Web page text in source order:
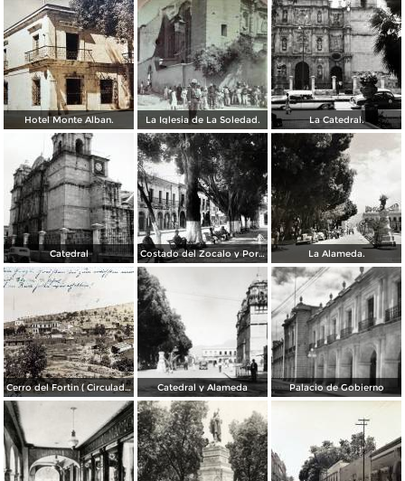
Hotel Monte Alban. La Iglesia de La Soledad. La Catedral.
Catedral Costado del Zocalo y Portal de Mercaderes. La Alameda.
Cerro del Fortin ( Circulada el 17 de Agosto de 1926 ). Catedral y Alameda Palacio de Gobierno